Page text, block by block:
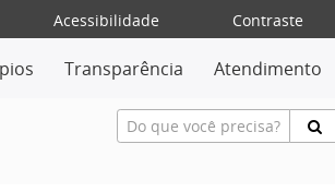
Acessibilidade
Contraste
Transparência Atendimento